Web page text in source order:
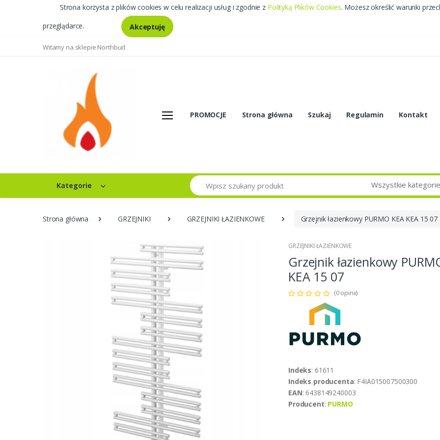
Strona korzysta z plików cookies w celu realizacji usług i zgodnie z Polityką Plików Cookies. Możesz określić warunki
przeglądarce. Akceptuję
Witamy na sklepie Northbud
PROMOCJE Strona główna Szukaj Regulamin Kontakt
Kategorie
Szukaj Wszystkie kategorie
Strona główna GRZEJNIKI GRZEJNIKI ŁAZIENKOWE Grzejnik łazienkowy PURMO KEA KEA 15 07
GRZEJNIKI ŁAZIENKOWE
Grzejnik łazienkowy
KEA 15 07
(0 opinii)
Indeks: 61611
Indeks producenta: F4IA015007500300
EAN: 6438149240003
Producent: PURMO